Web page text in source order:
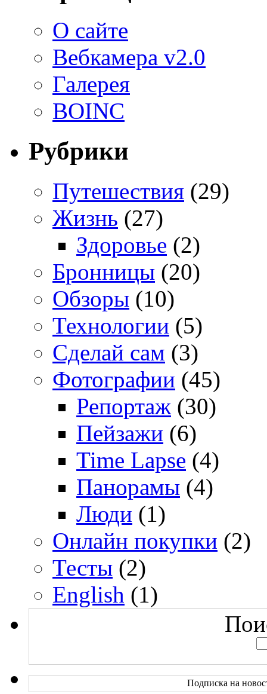
О сайте
Вебкамера v2.0
Галерея
BOINC
Рубрики
Путешествия (29)
Жизнь (27)
Здоровье (2)
Бронницы (20)
Обзоры (10)
Технологии (5)
Сделай сам (3)
Фотографии (45)
Репортаж (30)
Пейзажи (6)
Time Lapse (4)
Панорамы (4)
Люди (1)
Онлайн покупки (2)
Тесты (2)
English (1)
Подписка на